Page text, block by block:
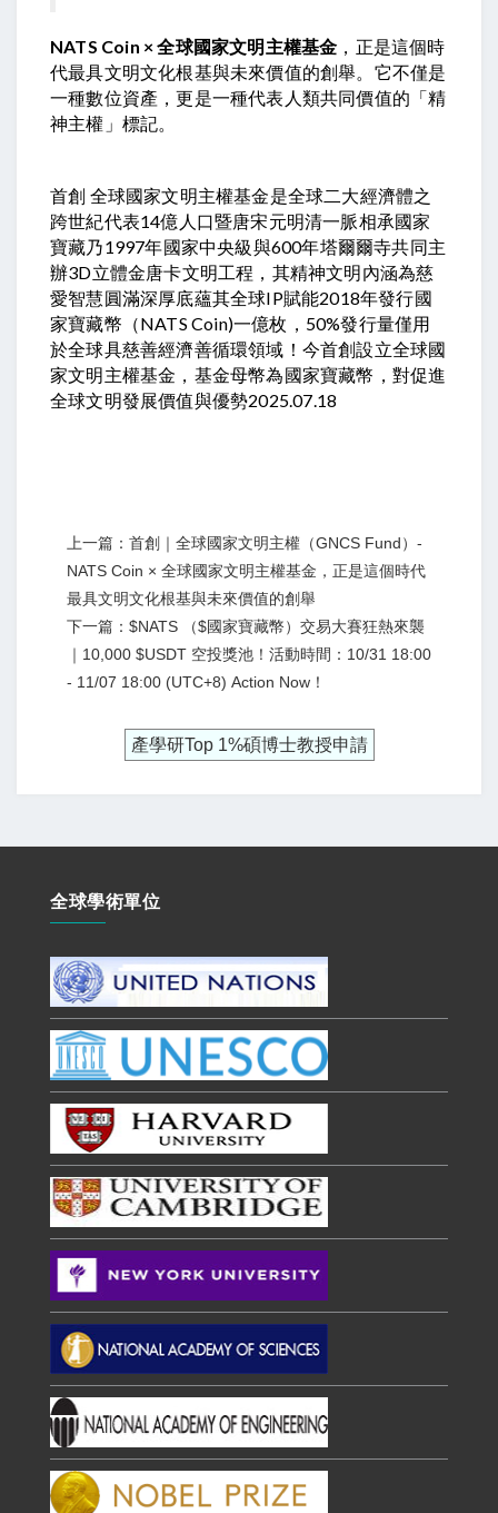
NATS Coin × 全球國家文明主權基金 ，正是這個時
代最具文明文化根基與未來價值的創舉。它不僅是
一種數位資產，更是一種代表人類共同價值的「精
神主權」標記。
首創 全球國家文明主權基金是全球二大經濟體之
跨世紀代表14億人口暨唐宋元明清一脈相承國家
寶藏乃1997年國家中央級與600年塔爾爾寺共同主
辦3D立體金唐卡文明工程，其精神文明內涵為慈
愛智慧圓滿深厚底蘊其全球IP賦能2018年發行國
家寶藏幣（NATS Coin)一億枚，50%發行量僅用
於全球具慈善經濟善循環領域！今首創設立全球國
家文明主權基金，基金母幣為國家寶藏幣，對促進
全球文明發展價值與優勢2025.07.18
上一篇：首創｜全球國家文明主權（GNCS Fund）-
NATS Coin × 全球國家文明主權基金，正是這個時代
最具文明文化根基與未來價值的創舉
下一篇：$NATS （$國家寶藏幣）交易大賽狂熱來襲
｜10,000 $USDT 空投獎池！活動時間：10/31 18:00
- 11/07 18:00 (UTC+8) Action Now！
產學研Top 1%碩博士教授申請
全球學術單位